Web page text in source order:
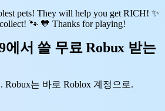
pets! They will help you get RICH! ✨
🐾 🧡 Thanks for playing!
에서 쓸 무료 Robux 받는
Robux는 바로 Roblox 계정으로.